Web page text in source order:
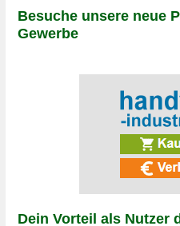
Besuche unsere neue
Gewerbe
Dein Vorteil als Nutzer